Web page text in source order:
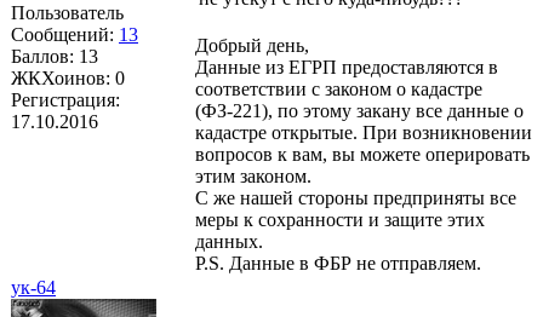
Пользователь
Сообщений: 13
Баллов: 13
ЖКХоинов: 0
Регистрация:
17.10.2016
Добрый день,
Данные из ЕГРП предоставляются в
соответствии с законом о кадастре
(ФЗ-221), по этому закану все данные о
кадастре открытые. При возникновении
вопросов к вам, вы можете оперировать
этим законом.
С же нашей стороны предприняты все
меры к сохранности и защите этих
данных.
P.S. Данные в ФБР не отправляем.
ук-64